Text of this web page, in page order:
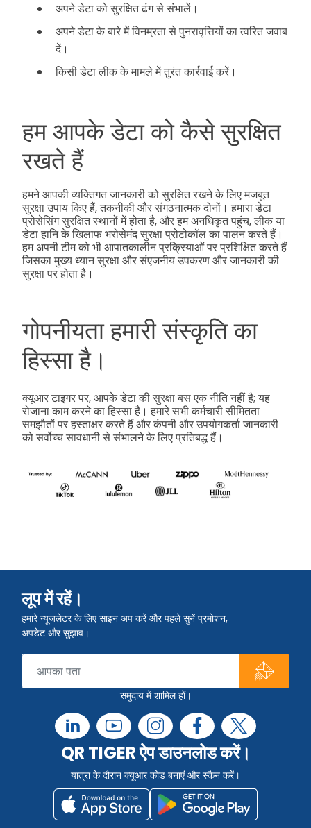
अपने डेटा को सुरक्षित ढंग से संभालें।
अपने डेटा के बारे में विनम्रता से पुनरावृत्तियों का त्वरित जवाब
दें।
किसी डेटा लीक के मामले में तुरंत कार्रवाई करें।
हम आपके डेटा को कैसे सुरक्षित
रखते हैं
हमने आपकी व्यक्तिगत जानकारी को सुरक्षित रखने के लिए मजबूत
सुरक्षा उपाय किए हैं, तकनीकी और संगठनात्मक दोनों। हमारा डेटा
प्रोसेसिंग सुरक्षित स्थानों में होता है, और हम अनधिकृत पहुंच, लीक या
डेटा हानि के खिलाफ भरोसेमंद सुरक्षा प्रोटोकॉल का पालन करते हैं।
हम अपनी टीम को भी आपातकालीन प्रक्रियाओं पर प्रशिक्षित करते हैं
जिसका मुख्य ध्यान सुरक्षा और संएजनीय उपकरण और जानकारी की
सुरक्षा पर होता है।
गोपनीयता हमारी संस्कृति का
हिस्सा है।
क्यूआर टाइगर पर, आपके डेटा की सुरक्षा बस एक नीति नहीं है; यह
रोजाना काम करने का हिस्सा है। हमारे सभी कर्मचारी सीमितता
समझौतों पर हस्ताक्षर करते हैं और कंपनी और उपयोगकर्ता जानकारी
को सर्वोच्च सावधानी से संभालने के लिए प्रतिबद्ध हैं।
लूप में रहें।
हमारे न्यूजलेटर के लिए साइन अप करें और पहले सुनें प्रमोशन,
अपडेट और सुझाव।
समुदाय में शामिल हों।
QR TIGER ऐप डाउनलोड करें।
यात्रा के दौरान क्यूआर कोड बनाएं और स्कैन करें।